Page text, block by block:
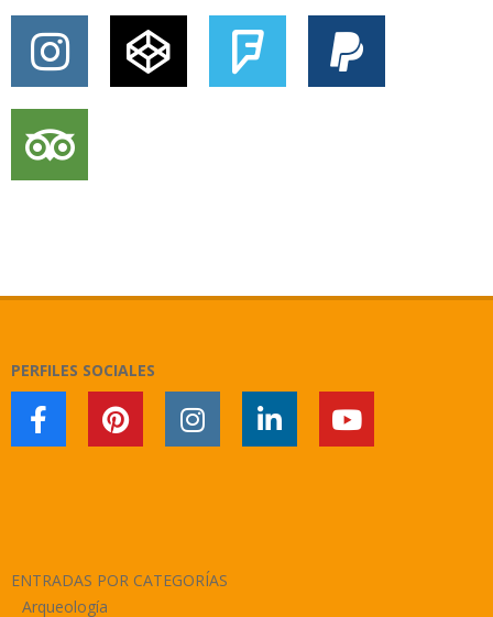
PERFILES SOCIALES
ENTRADAS POR CATEGORÍAS
Arqueología